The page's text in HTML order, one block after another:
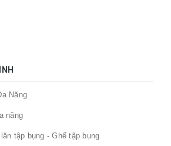
Năng
năng
tập bụng - Ghế tập bụng